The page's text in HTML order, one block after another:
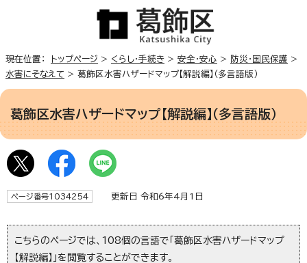
現在位置： トップページ > くらし・手続き > 安全・安心 > 防災・国民保護 >
水害にそなえて > 葛飾区水害ハザードマップ【解説編】（多言語版）
葛飾区水害ハザードマップ【解説編】（多言語版）
ページ番号1034254 更新日 令和6年4月1日
こちらのページでは、108個の言語で「葛飾区水害ハザードマップ
【解説編】」を閲覧することができます。